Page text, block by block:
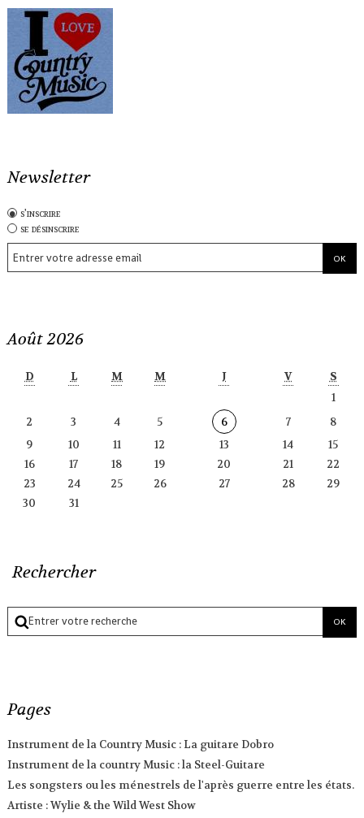
Newsletter
s'inscrire
se désinscrire
Août 2026
D L M M J V
S
1
2
3 4 5 6 7
8
9
10 11 12 13 14
15
16
17 18 19 20 21
22
23
24 25 26 27 28
29
30
31
Rechercher
Pages
Instrument de la Country Music : La guitare Dobro
Instrument de la country Music : la Steel-Guitare
Les songsters ou les ménestrels de l'après guerre entre les états.
Artiste : Wylie & the Wild West Show